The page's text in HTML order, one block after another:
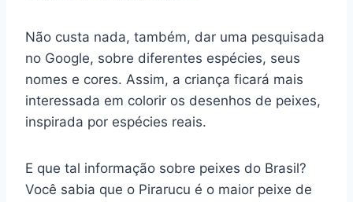
Não custa nada, também, dar uma pesquisada
no Google, sobre diferentes espécies, seus
nomes e cores. Assim, a criança ficará mais
interessada em colorir os desenhos de peixes,
inspirada por espécies reais.
E que tal informação sobre peixes do Brasil?
Você sabia que o Pirarucu é o maior peixe de